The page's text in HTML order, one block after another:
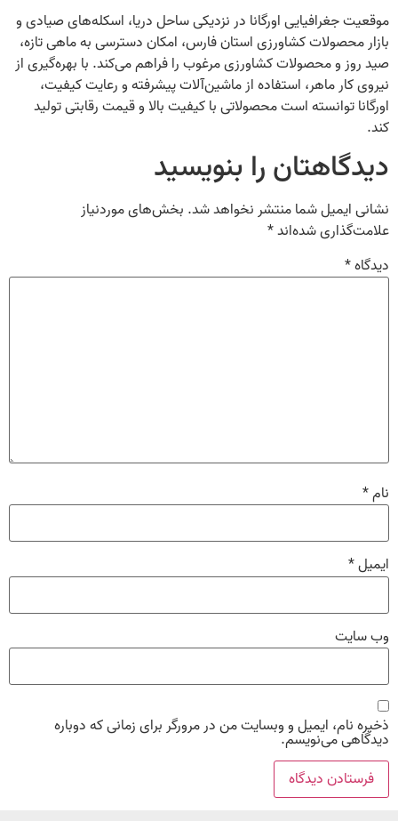
موقعیت جغرافیایی اورگانا در نزدیکی ساحل دریا، اسکله‌های صیادی و
بازار محصولات کشاورزی استان فارس، امکان دسترسی به ماهی تازه،
صید روز و محصولات کشاورزی مرغوب را فراهم می‌کند. با بهره‌گیری از
نیروی کار ماهر، استفاده از ماشین‌آلات پیشرفته و رعایت کیفیت،
اورگانا توانسته است محصولاتی با کیفیت بالا و قیمت رقابتی تولید
کند.
دیدگاهتان را بنویسید
نشانی ایمیل شما منتشر نخواهد شد. بخش‌های موردنیاز
علامت‌گذاری شده‌اند*
دیدگاه*
نام*
ایمیل*
وب‌ سایت
ذخیره نام، ایمیل و وبسایت من در مرورگر برای زمانی که دوباره
دیدگاهی می‌نویسم.